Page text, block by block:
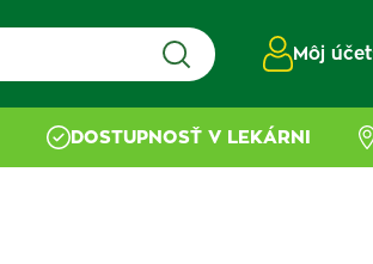
Môj účet
DOSTUPNOSŤ V LEKÁRNI